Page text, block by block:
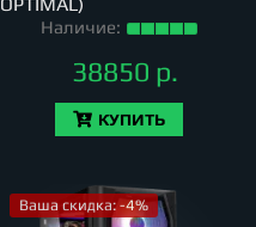
Наличие:
38850 р.
КУПИТЬ
Ваша скидка: -4%